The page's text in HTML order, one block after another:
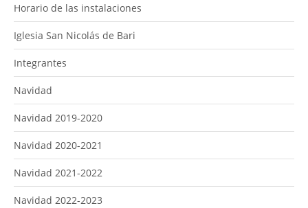
Horario de las instalaciones
Iglesia San Nicolás de Bari
Integrantes
Navidad
Navidad 2019-2020
Navidad 2020-2021
Navidad 2021-2022
Navidad 2022-2023